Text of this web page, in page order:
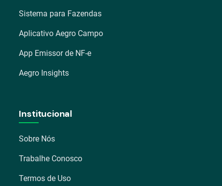
Sistema para Fazendas
Aplicativo Aegro Campo
App Emissor de NF-e
Aegro Insights
Institucional
Sobre Nós
Trabalhe Conosco
Termos de Uso